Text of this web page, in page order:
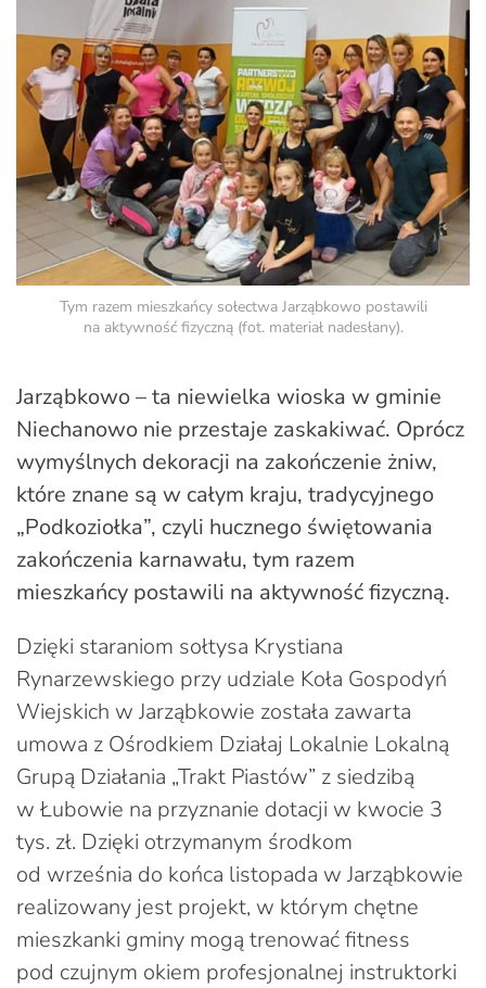
Tym razem mieszkańcy sołectwa Jarząbkowo postawili
na aktywność fizyczną (fot. materiał nadesłany).
Jarząbkowo – ta niewielka wioska w gminie
Niechanowo nie przestaje zaskakiwać. Oprócz
wymyślnych dekoracji na zakończenie żniw,
które znane są w całym kraju, tradycyjnego
„Podkoziołka”, czyli hucznego świętowania
zakończenia karnawału, tym razem
mieszkańcy postawili na aktywność fizyczną.
Dzięki staraniom sołtysa Krystiana
Rynarzewskiego przy udziale Koła Gospodyń
Wiejskich w Jarząbkowie została zawarta
umowa z Ośrodkiem Działaj Lokalnie Lokalną
Grupą Działania „Trakt Piastów” z siedzibą
w Łubowie na przyznanie dotacji w kwocie 3
tys. zł. Dzięki otrzymanym środkom
od września do końca listopada w Jarząbkowie
realizowany jest projekt, w którym chętne
mieszkanki gminy mogą trenować fitness
pod czujnym okiem profesjonalnej instruktorki